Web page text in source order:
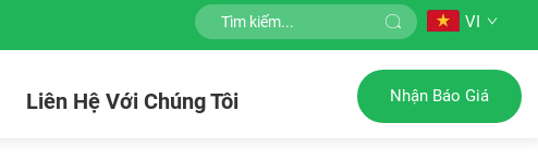
VI
Liên Hệ Với Chúng Tôi Nhận Báo Giá